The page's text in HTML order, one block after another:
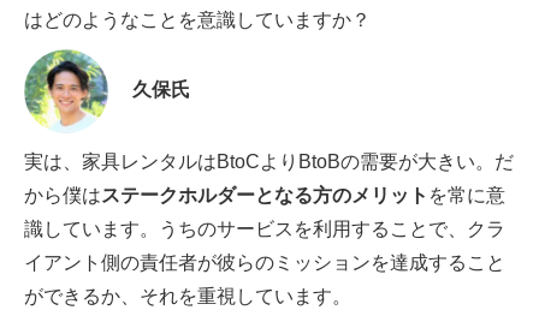
はどのようなことを意識していますか？
久保氏
実は、家具レンタルはBtoCよりBtoBの需要が大きい。だ
から僕はステークホルダーとなる方のメリット を常に意
識しています。うちのサービスを利用することで、クラ
イアント側の責任者が彼らのミッションを達成すること
ができるか、それを重視しています。